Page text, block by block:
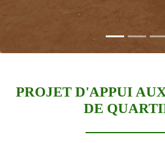
PROJET D'APPUI
DE